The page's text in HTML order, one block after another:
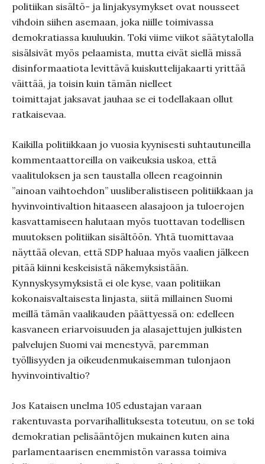
politiikan sisältö- ja linjakysymykset ovat nousseet
vihdoin siihen asemaan, joka niille toimivassa
demokratiassa kuuluukin. Toki viime viikot säätytalolla
sisälsivät myös pelaamista, mutta eivät siellä missä
disinformaatiota levittävä kuiskuttelijakaarti yrittää
väittää, ja toisin kuin tämän nielleet
toimittajat jaksavat jauhaa se ei todellakaan ollut
ratkaisevaa.
Kaikilla politiikkaan jo vuosia kyynisesti suhtautuneilla
kommentaattoreilla on vaikeuksia uskoa, että
vaalituloksen ja sen taustalla olleen reagoinnin
”ainoan vaihtoehdon” uusliberalistiseen politiikkaan ja
hyvinvointivaltion hitaaseen alasajoon ja tuloerojen
kasvattamiseen halutaan myös tuottavan todellisen
muutoksen politiikan sisältöön. Yhtä tuomittavaa
näyttää olevan, että SDP haluaa myös vaalien jälkeen
pitää kiinni keskeisistä näkemyksistään.
Kynnyskysymyksistä ei ole kyse, vaan politiikan
kokonaisvaltaisesta linjasta, siitä millainen Suomi
meillä tämän vaalikauden päättyessä on: edelleen
kasvaneen eriarvoisuuden ja alasajettujen julkisten
palvelujen Suomi vai menestyvä, paremman
työllisyyden ja oikeudenmukaisemman tulonjaon
hyvinvointivaltio?
Jos Kataisen unelma 105 edustajan varaan
rakentuvasta porvarihallituksesta toteutuu, on se toki
demokratian pelisääntöjen mukainen kuten aina
parlamentaarisen enemmistön varassa toimiva